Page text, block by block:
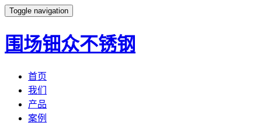
Toggle navigation
围场钿众不锈钢
首页
我们
产品
案例